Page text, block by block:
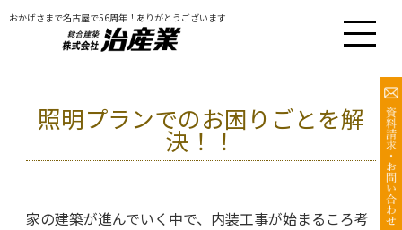
おかげさまで名古屋で56周年！ありがとうございます
照明プランでのお困りごとを解
決！！
家の建築が進んでいく中で、内装工事が始まるころ考